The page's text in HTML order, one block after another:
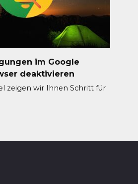
im Google
deaktivieren
zeigen wir Ihnen Schritt für